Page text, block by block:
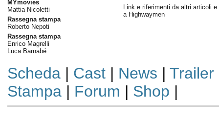
MYmovies
Mattia Nicoletti
Rassegna stampa
Roberto Nepoti
Rassegna stampa
Enrico Magrelli
Luca Barnabé
Link e riferimenti da altri articoli e
a Highwaymen
Scheda| Cast| News | Trailer
Stampa| Forum | Shop |